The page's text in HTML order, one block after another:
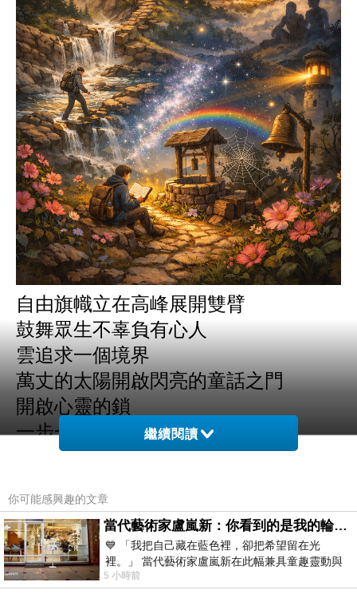
自由旗幟立在高峰展開雙臂
鼓舞眾生不辜負有心人
雲追求一個境界
萬丈的太陽開啟閃亮的童話之門
開啟心靈的鎖
一步一腳印走向人生旅程
雲的行囊
有時很重
為一場高山水流的耐力賽
邁向的精神常存
繼續閱讀
你可能感興趣的文章
當代藝術家盧嵐新：你看到的是我的輪廓，還是你的故事？——藏在藍色裡的希望與光
💙 「我把自己藏在藍色裡，卻把希望留在光
裡。」 當代藝術家盧嵐新在此幅兼具童趣靈動與
抽象韻味的新作中，用湛藍的羽翼般色塊包覆著
5 小時前